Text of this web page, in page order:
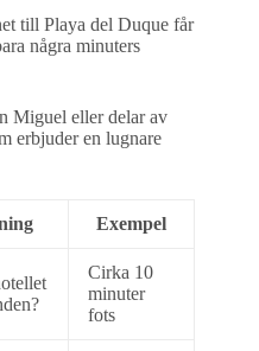
till Playa del Duque får
några minuters
Miguel eller delar av
erbjuder en lugnare
Exempel
Cirka 10
minuter
fots